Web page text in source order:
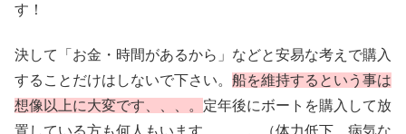
す！
決して「お金・時間があるから」などと安易な考えで購入
することだけはしないで下さい。 船を維持するという事は
想像以上に大変です、、、。 定年後にボートを購入して放
置している方も何人もいます、、、。（体力低下、病気な